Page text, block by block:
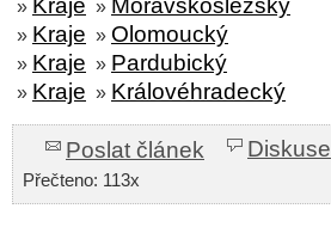
» Kraje » Moravskoslezský
» Kraje » Olomoucký
» Kraje » Pardubický
» Kraje » Královéhradecký
Poslat článek Diskuse
Přečteno: 113x